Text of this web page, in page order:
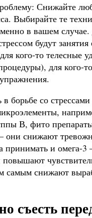
Снижайте
Выбирайте те
в вашем случае.
будут
кого-то телесные
для кого-
борьбе со
В, фито
снижают
принимать и омега-
самым снижают
съесть